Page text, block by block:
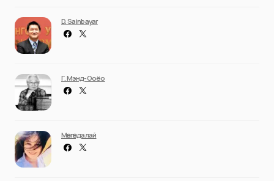
D. Sainbayar
Г. Мэнд-Ооёо
Мөнгөндалай